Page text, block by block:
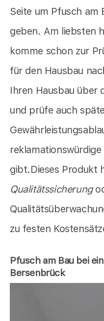
Seite um Pfusch am
geben. Am liebsten
komme schon zur
für den Hausbau
Ihren Hausbau über
und prüfe auch
gibt.Dieses Produkt
Qualitätssicherung
zu festen
Pfusch am Bau bei
Bersenbrück